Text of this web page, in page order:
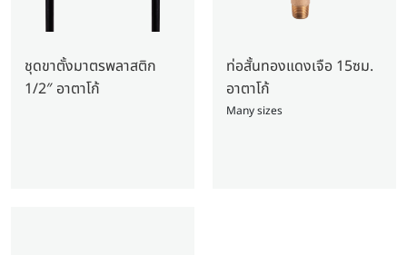
ชุดขาตั้งมาตรพลาสติก
1/2″ อาตาโก้
ท่อสั้นทองแดงเจือ 15ซม.
อาตาโก้
Many sizes